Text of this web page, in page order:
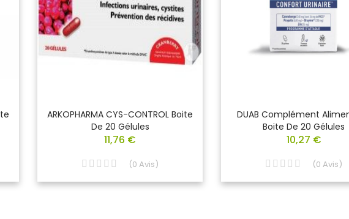
ARKOPHARMA CYS-CONTROL Boite
De 20 Gélules
11,76 €
(0 Avis)
DUAB Complément
Boite De 20 Gélules
10,27 €
(0 Avis)